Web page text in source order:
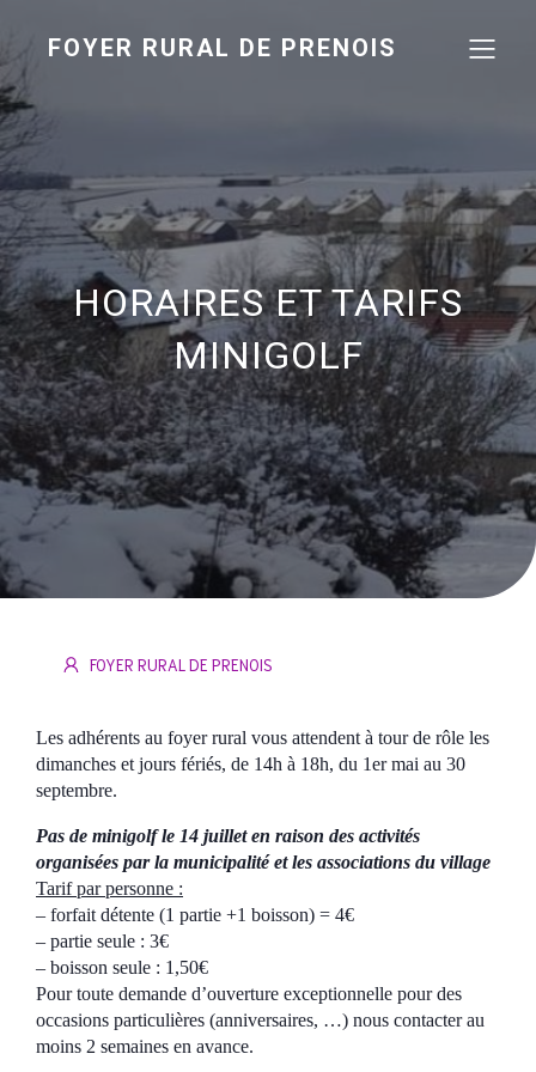
FOYER RURAL DE PRENOIS
HORAIRES ET TARIFS
MINIGOLF
FOYER RURAL DE PRENOIS
Les adhérents au foyer rural vous attendent à tour de rôle les
dimanches et jours fériés, de 14h à 18h, du 1er mai au 30
septembre.
Pas de minigolf le 14 juillet en raison des activités
organisées par la municipalité et les associations du village
Tarif par personne :
– forfait détente (1 partie +1 boisson) = 4€
– partie seule : 3€
– boisson seule : 1,50€
Pour toute demande d’ouverture exceptionnelle pour des
occasions particulières (anniversaires, …) nous contacter au
moins 2 semaines en avance.